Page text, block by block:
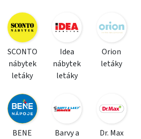
SCONTO
nábytek
letáky
Idea
nábytek
letáky
Orion
letáky
BENE
Barvy a
Dr. Max